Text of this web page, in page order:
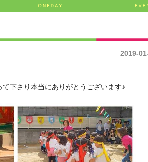
2019-
下さり本当にありがとうございます♪